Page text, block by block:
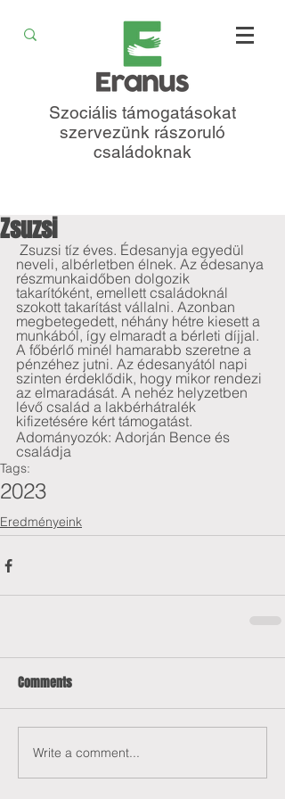
Szociális támogatásokat
szervezünk rászoruló
családoknak
Zsuzsi
neveli, albérletben élnek. Az édesanya
részmunkaidőben dolgozik
takarítóként, emellett családoknál
szokott takarítást vállalni. Azonban
megbetegedett, néhány hétre kiesett a
munkából, így elmaradt a bérleti díjjal.
A főbérlő minél hamarabb szeretne a
pénzéhez jutni. Az édesanyától napi
szinten érdeklődik, hogy mikor rendezi
az elmaradását. A nehéz helyzetben
lévő család a lakbérhátralék
kifizetésére kért támogatást.
Adományozók: Adorján Bence és
családja
Tags:
2023
Eredményeink
Comments
Write a comment...